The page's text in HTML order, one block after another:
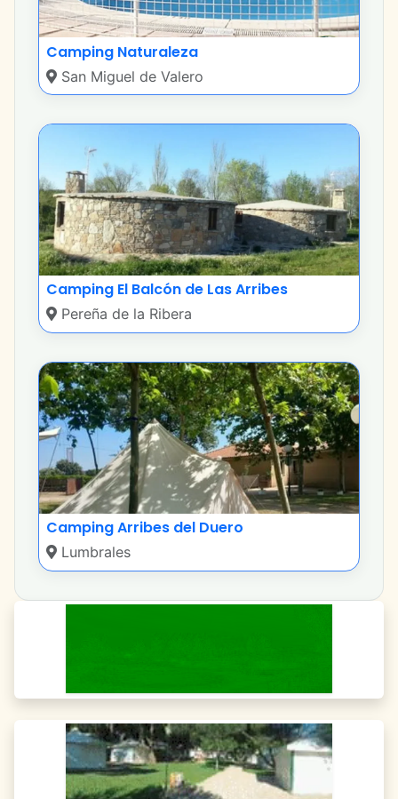
Camping Naturaleza
San Miguel de Valero
Camping El Balcón de Las Arribes
Pereña de la Ribera
Camping Arribes del Duero
Lumbrales